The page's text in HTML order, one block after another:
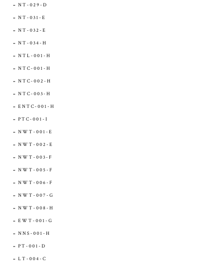
NT-029-D
NT-031-E
NT-032-E
NT-034-H
NTL-001-H
NTC-001-H
NTC-002-H
NTC-003-H
ENTC-001-H
PTC-001-I
NWT-001-E
NWT-002-E
NWT-003-F
NWT-005-F
NWT-006-F
NWT-007-G
NWT-008-H
EWT-001-G
NNS-001-H
PT-001-D
LT-004-C